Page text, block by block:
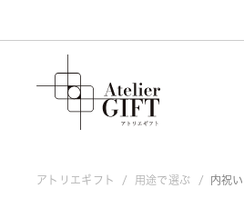
結婚内祝い
アトリエギフト 用途で選ぶ 内祝